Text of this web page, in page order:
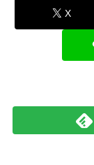
X